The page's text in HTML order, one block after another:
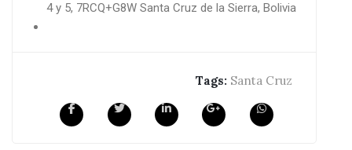
4 y 5, 7RCQ+G8W Santa Cruz de la Sierra, Bolivia
Tags: Santa Cruz